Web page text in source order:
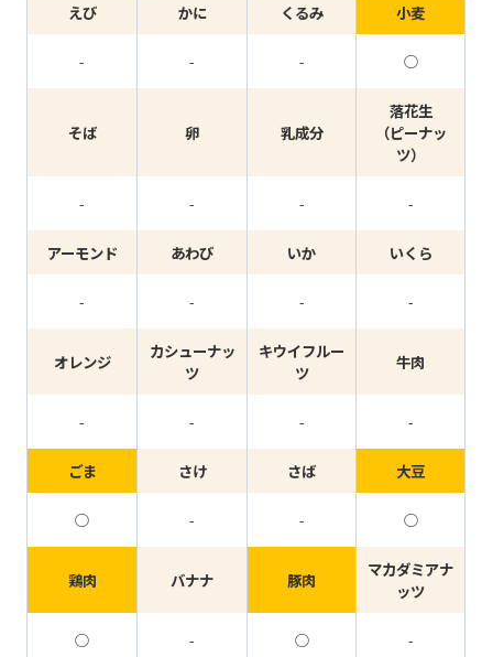
えび かに くるみ 小麦
- - - ◯
そば 卵 乳成分
落花生
（ピーナッ
ツ）
- - - -
アーモンド あわび いか いくら
- - - -
オレンジ
カシューナッ
ツ
キウイフルー
ツ
牛肉
- - - -
ごま さけ さば 大豆
◯ - - ◯
鶏肉 バナナ 豚肉
マカダミアナ
ッツ
◯ - ◯ -